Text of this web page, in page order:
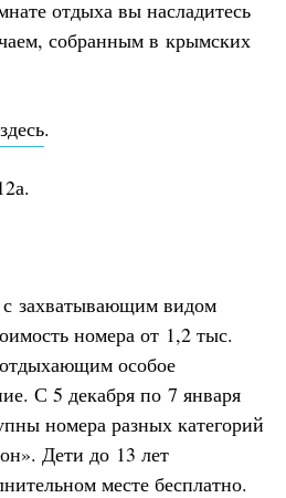
отдыха вы насладитесь
собранным в крымских
здесь.
с захватывающим видом
номера от 1,2 тыс.
особое
С 5 декабря по 7 января
номера разных категорий
Дети до 13 лет
месте бесплатно.